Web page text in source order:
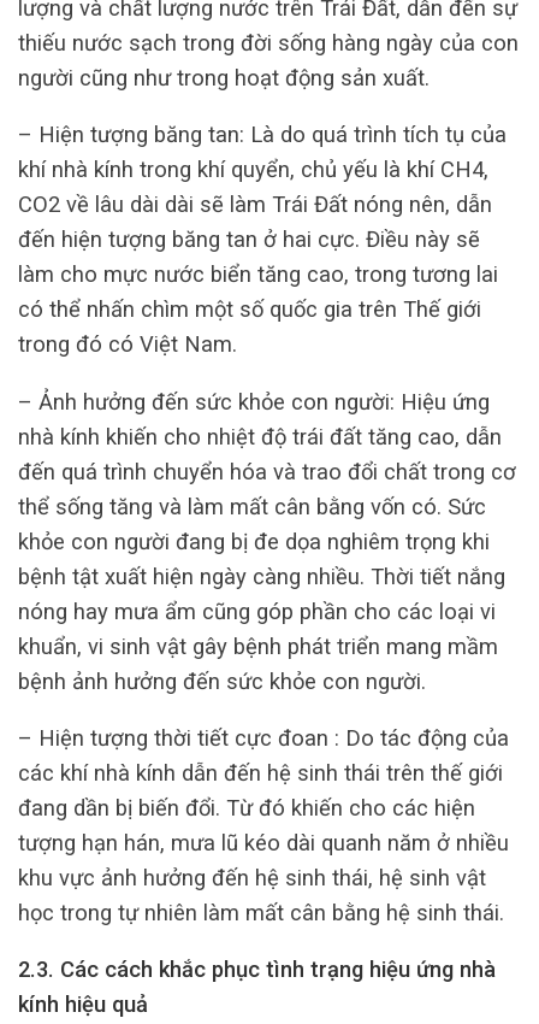
lượng và chất lượng nước trên Trái Đất, dẫn đến sự
thiếu nước sạch trong đời sống hàng ngày của con
người cũng như trong hoạt động sản xuất.
– Hiện tượng băng tan: Là do quá trình tích tụ của
khí nhà kính trong khí quyển, chủ yếu là khí CH4,
CO2 về lâu dài dài sẽ làm Trái Đất nóng nên, dẫn
đến hiện tượng băng tan ở hai cực. Điều này sẽ
làm cho mực nước biển tăng cao, trong tương lai
có thể nhấn chìm một số quốc gia trên Thế giới
trong đó có Việt Nam.
– Ảnh hưởng đến sức khỏe con người: Hiệu ứng
nhà kính khiến cho nhiệt độ trái đất tăng cao, dẫn
đến quá trình chuyển hóa và trao đổi chất trong cơ
thể sống tăng và làm mất cân bằng vốn có. Sức
khỏe con người đang bị đe dọa nghiêm trọng khi
bệnh tật xuất hiện ngày càng nhiều. Thời tiết nắng
nóng hay mưa ẩm cũng góp phần cho các loại vi
khuẩn, vi sinh vật gây bệnh phát triển mang mầm
bệnh ảnh hưởng đến sức khỏe con người.
– Hiện tượng thời tiết cực đoan : Do tác động của
các khí nhà kính dẫn đến hệ sinh thái trên thế giới
đang dần bị biến đổi. Từ đó khiến cho các hiện
tượng hạn hán, mưa lũ kéo dài quanh năm ở nhiều
khu vực ảnh hưởng đến hệ sinh thái, hệ sinh vật
học trong tự nhiên làm mất cân bằng hệ sinh thái.
2.3. Các cách khắc phục tình trạng hiệu ứng nhà
kính hiệu quả